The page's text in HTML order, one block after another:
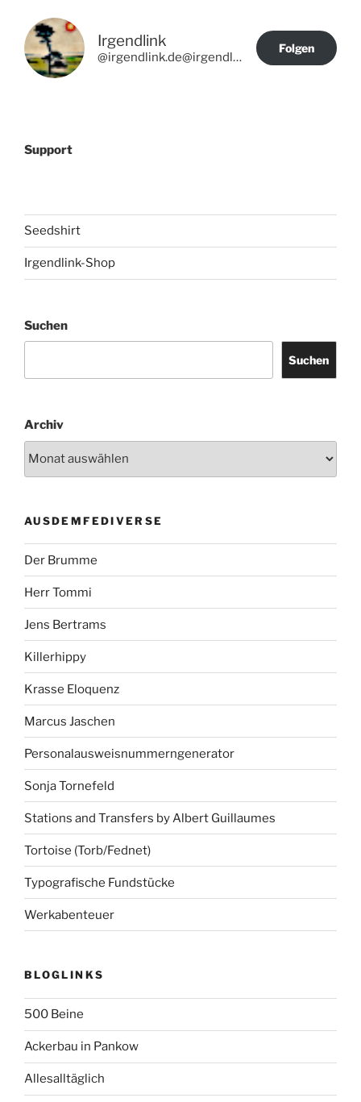
Irgendlink
@irgendlink.de@irgendlink.de
Folgen
Support
Seedshirt
Irgendlink-Shop
Suchen
Suchen
Archiv
AUSDEMFEDIVERSE
Der Brumme
Herr Tommi
Jens Bertrams
Killerhippy
Krasse Eloquenz
Marcus Jaschen
Personalausweisnummerngenerator
Sonja Tornefeld
Stations and Transfers by Albert Guillaumes
Tortoise (Torb/Fednet)
Typografische Fundstücke
Werkabenteuer
BLOGLINKS
500 Beine
Ackerbau in Pankow
Allesalltäglich